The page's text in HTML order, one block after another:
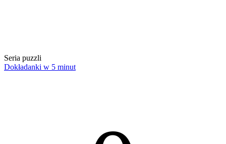
Seria puzzli
Dokładanki w 5 minut